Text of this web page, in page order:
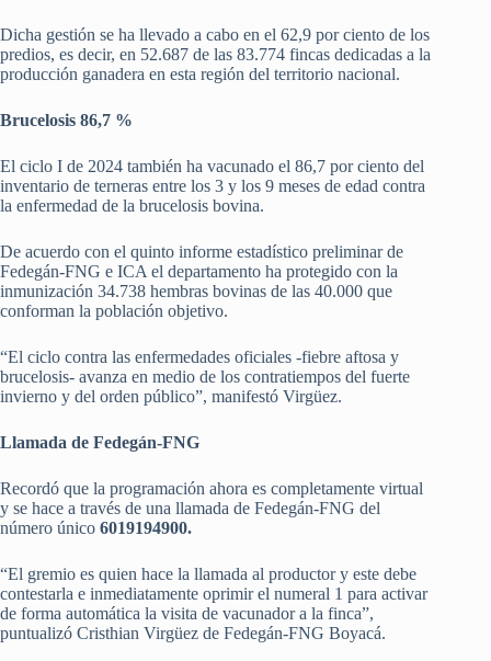
Dicha gestión se ha llevado a cabo en el 62,9 por ciento de los
predios, es decir, en 52.687 de las 83.774 fincas dedicadas a la
producción ganadera en esta región del territorio nacional.
Brucelosis 86,7 %
El ciclo I de 2024 también ha vacunado el 86,7 por ciento del
inventario de terneras entre los 3 y los 9 meses de edad contra
la enfermedad de la brucelosis bovina.
De acuerdo con el quinto informe estadístico preliminar de
Fedegán-FNG e ICA el departamento ha protegido con la
inmunización 34.738 hembras bovinas de las 40.000 que
conforman la población objetivo.
“El ciclo contra las enfermedades oficiales -fiebre aftosa y
brucelosis- avanza en medio de los contratiempos del fuerte
invierno y del orden público”, manifestó Virgüez.
Llamada de Fedegán-FNG
Recordó que la programación ahora es completamente virtual
y se hace a través de una llamada de Fedegán-FNG del
número único 6019194900.
“El gremio es quien hace la llamada al productor y este debe
contestarla e inmediatamente oprimir el numeral 1 para activar
de forma automática la visita de vacunador a la finca”,
puntualizó Cristhian Virgüez de Fedegán-FNG Boyacá.